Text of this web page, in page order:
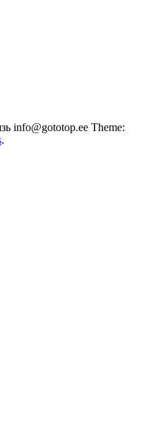
info@gototop.ee Theme:
.